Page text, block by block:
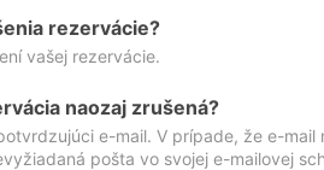
rezervácie?
vašej rezervácie.
naozaj zrušená?
e-mail. V prípade, že e-mail
pošta vo svojej e-mailovej